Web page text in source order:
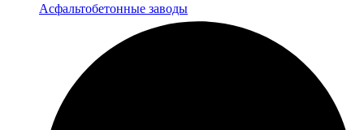
Асфальтобетонные заводы